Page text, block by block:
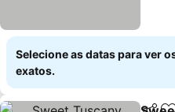
Selecione as datas para ver
exatos.